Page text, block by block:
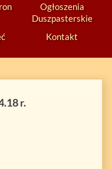
Ogłoszenia
Duszpasterskie
Kontakt
r.